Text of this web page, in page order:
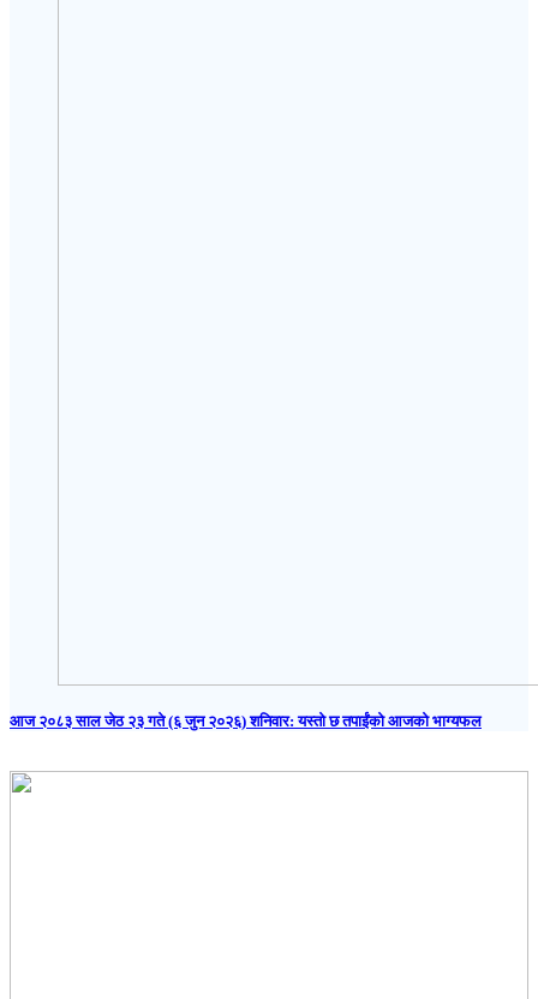
आज २०८३ साल जेठ २३ गते (६ जुन २०२६) शनिवार: यस्तो छ तपाईंको आजको भाग्यफल